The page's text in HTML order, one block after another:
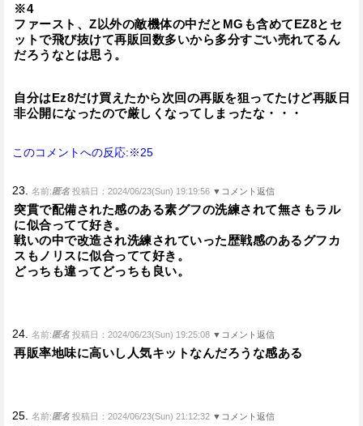
※4
ファースト、Z以外の敵機体の中だとMGも含めてEZ8とセ
ットで飛び抜けて再販回数多いから多分すごい売れてるん
だろうなとは思う。
自分はEz8だけ買えたから次回の再販を狙ってたけど再販日
非公開になったので厳しくなってしまったな・・・
このコメントへの反応:※25
23. 名前:匿名 投稿日：2024/06/23(Sun) 19:19:56 ▼コメント返信
突貫で配備された感のある素グフの洗練されて無さもラル
に似合ってて好き。
戦いの中で改造され洗練されていった歴戦感のあるグフカ
スもノリスに似合ってて好き。
どっちも違ってどっちも良い。
24. 名前:匿名 投稿日：2024/06/23(Sun) 19:25:08 ▼コメント返信
再販率地味に高いし人気キットなんだろうな感ある
25. 名前:匿名 投稿日：2024/06/23(Sun) 21:12:32 ▼コメント返信